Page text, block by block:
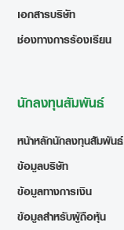
เอกสารบริษัท
ช่องทางการร้องเรียน
นักลงทุนสัมพันธ์
หน้าหลักนักลงทุนสัมพันธ์
ข้อมูลบริษัท
ข้อมูลทางการเงิน
ข้อมูลสำหรับผู้ถือหุ้น